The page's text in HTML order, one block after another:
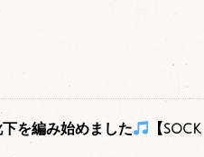
を編み始めました 【sock